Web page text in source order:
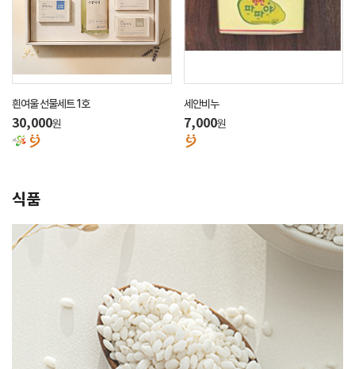
흰여울 선물세트 1호
30,000원
세안비누
7,000원
식품